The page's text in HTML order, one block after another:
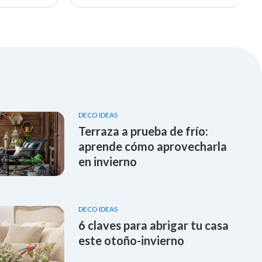
DECO IDEAS
Terraza a prueba de frío:
aprende cómo aprovecharla
en invierno
DECO IDEAS
6 claves para abrigar tu casa
este otoño-invierno